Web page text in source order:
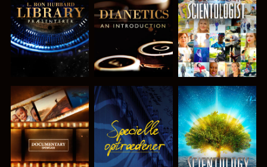
SERIEN
SERIEN
UDFORSK
SERIEN
SE
UDFORSK
SERIEN